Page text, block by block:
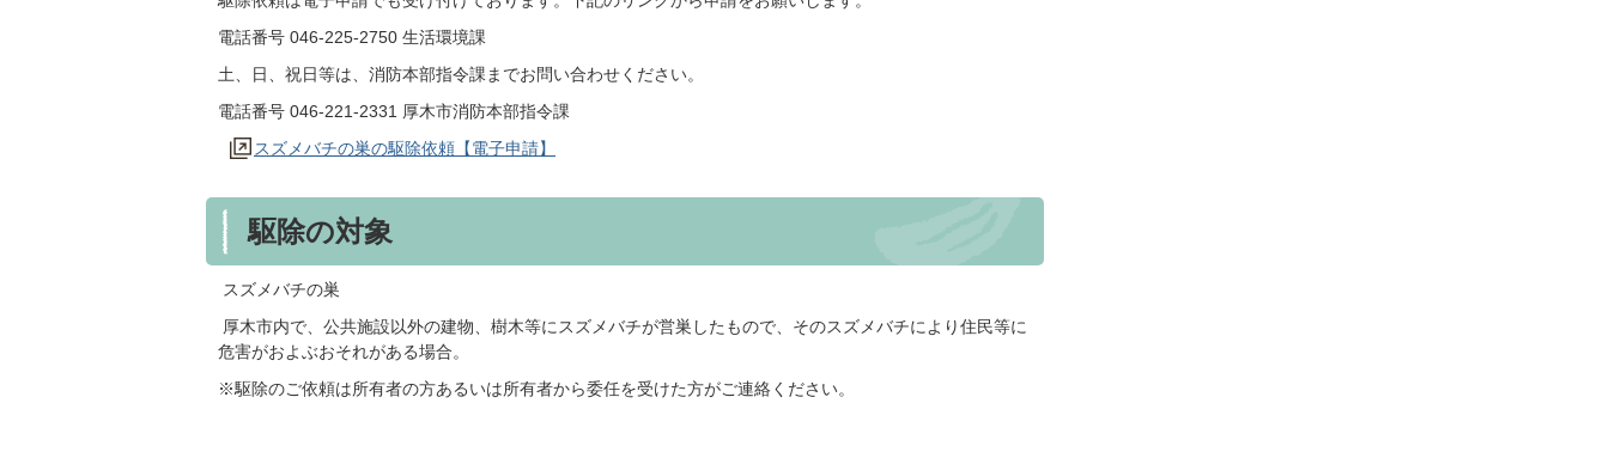
電話番号 046-225-2750 生活環境課
土、日、祝日等は、消防本部指令課までお問い合わせください。
電話番号 046-221-2331 厚木市消防本部指令課
スズメバチの巣の駆除依頼【電子申請】
駆除の対象
スズメバチの巣
厚木市内で、公共施設以外の建物、樹木等にスズメバチが営巣したもので、そのスズメバチにより住民等に
危害がおよぶおそれがある場合。
※駆除のご依頼は所有者の方あるいは所有者から委任を受けた方がご連絡ください。